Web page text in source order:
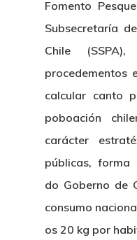
Fomento
Subsecretaría
Chile
procedementos
calcular canto
poboación
carácter
públicas, forma
do Goberno de
consumo
os 20 kg por